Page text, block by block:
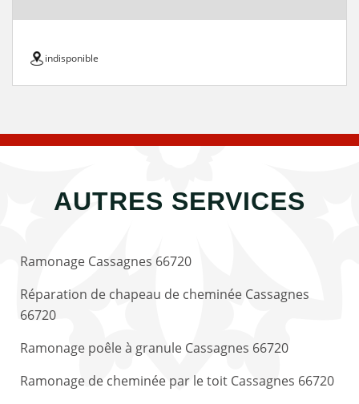
indisponible
AUTRES SERVICES
Ramonage Cassagnes 66720
Réparation de chapeau de cheminée Cassagnes
66720
Ramonage poêle à granule Cassagnes 66720
Ramonage de cheminée par le toit Cassagnes 66720